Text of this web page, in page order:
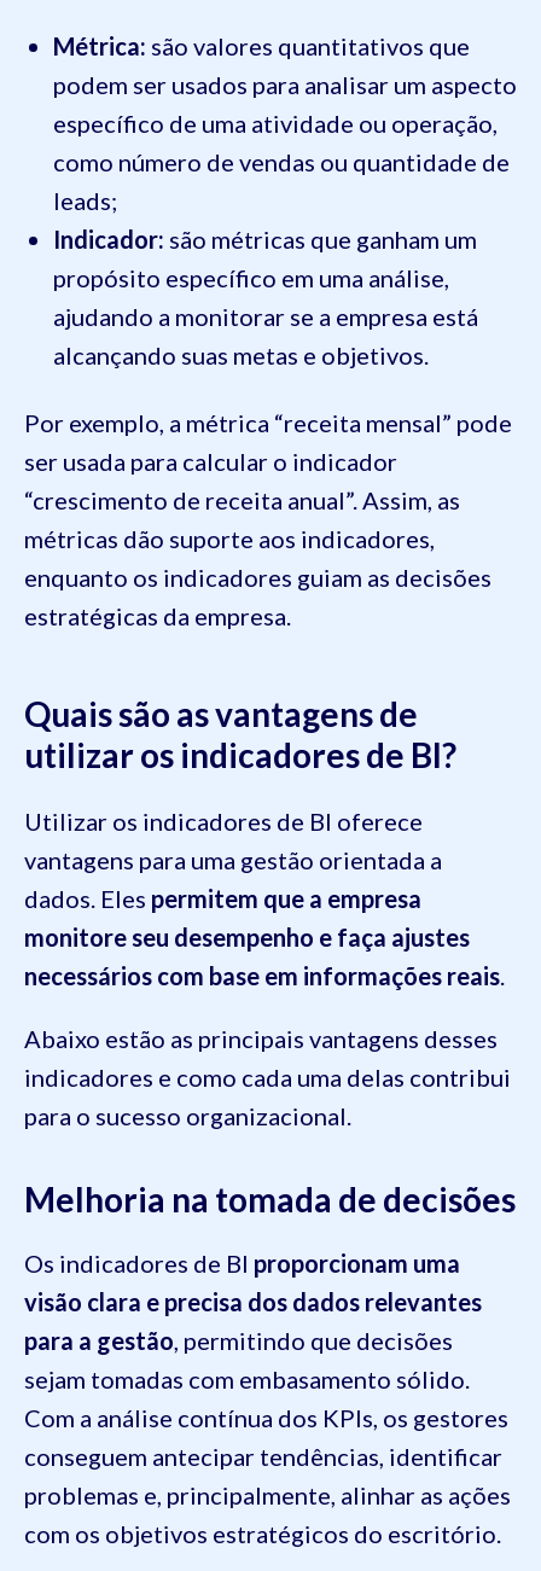
Métrica: são valores quantitativos que
podem ser usados para analisar um aspecto
específico de uma atividade ou operação,
como número de vendas ou quantidade de
leads;
Indicador: são métricas que ganham um
propósito específico em uma análise,
ajudando a monitorar se a empresa está
alcançando suas metas e objetivos.
Por exemplo, a métrica “receita mensal” pode
ser usada para calcular o indicador
“crescimento de receita anual”. Assim, as
métricas dão suporte aos indicadores,
enquanto os indicadores guiam as decisões
estratégicas da empresa.
Quais são as vantagens de
utilizar os indicadores de BI?
Utilizar os indicadores de BI oferece
vantagens para uma gestão orientada a
dados. Eles permitem que a empresa
monitore seu desempenho e faça ajustes
necessários com base em informações reais
Abaixo estão as principais vantagens desses
indicadores e como cada uma delas contribui
para o sucesso organizacional.
Melhoria na tomada de decisões
Os indicadores de BI proporcionam uma
visão clara e precisa dos dados relevantes
para a gestão , permitindo que decisões
sejam tomadas com embasamento sólido.
Com a análise contínua dos KPIs, os gestores
conseguem antecipar tendências, identificar
problemas e, principalmente, alinhar as ações
com os objetivos estratégicos do escritório.